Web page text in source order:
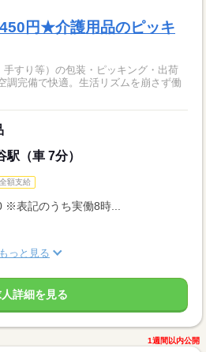
円★介護用品のピッキ
すり等）の包装・ピッキング・出荷
調完備で快適。生活リズムを崩さず働
（車 7分）
額支給
※表記のうち実働8時...
もっと見る
詳細を見る
1週間以内公開